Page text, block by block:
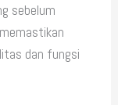
sebelum
dan fungsi